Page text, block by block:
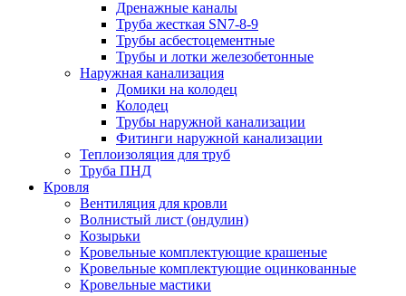
Дренажные каналы
Труба жесткая SN7-8-9
Трубы асбестоцементные
Трубы и лотки железобетонные
Наружная канализация
Домики на колодец
Колодец
Трубы наружной канализации
Фитинги наружной канализации
Теплоизоляция для труб
Труба ПНД
Кровля
Вентиляция для кровли
Волнистый лист (ондулин)
Козырьки
Кровельные комплектующие крашеные
Кровельные комплектующие оцинкованные
Кровельные мастики